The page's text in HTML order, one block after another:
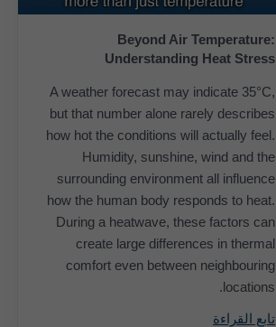
Beyond Air Temperature:
Understanding Heat Stress
A weather forecast may indicate 35°C,
but that number alone rarely describes
how hot the conditions will actually feel.
Humidity, sunshine, wind and the
surrounding environment all influence
how the human body responds to heat.
During a heatwave, these factors can
create large differences in thermal
comfort even between neighbouring
locations.
تابع القراءة